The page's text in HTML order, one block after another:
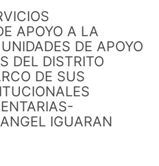
APOYO A LA
DE APOYO
DEL DISTRITO
DE SUS
IGUARAN